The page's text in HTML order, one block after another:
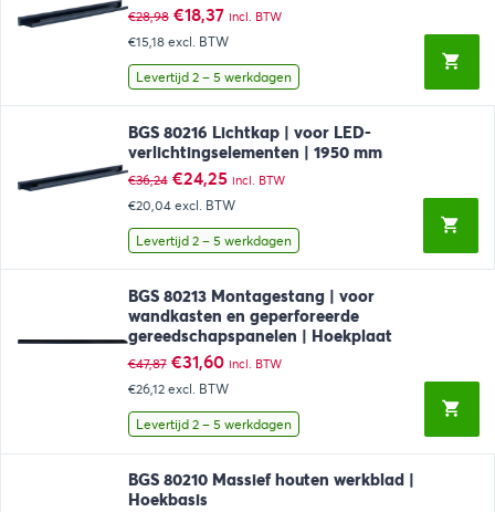
€28,98 Oorspronkelijke
prijs
was:
€28,98.
€18,37Huidige
prijs
is:
€18,37.
incl. BTW
€15,18 excl. BTW
Levertijd 2 – 5 werkdagen
BGS 80216 Lichtkap | voor LED-
verlichtingselementen | 1950 mm
€36,24 Oorspronkelijke
prijs
was:
€36,24.
€24,25Huidige
prijs
is:
€24,25.
incl. BTW
€20,04 excl. BTW
Levertijd 2 – 5 werkdagen
BGS 80213 Montagestang | voor
wandkasten en geperforeerde
gereedschapspanelen | Hoekplaat
€47,87 Oorspronkelijke
prijs
was:
€47,87.
€31,60Huidige
prijs
is:
€31,60.
incl. BTW
€26,12 excl. BTW
Levertijd 2 – 5 werkdagen
BGS 80210 Massief houten werkblad |
Hoekbasis